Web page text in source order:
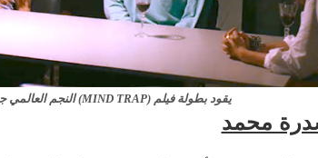
يقود بطولة فيلم (MIND TRAP) النجم العالمي جيمس ماكافوي
محمد